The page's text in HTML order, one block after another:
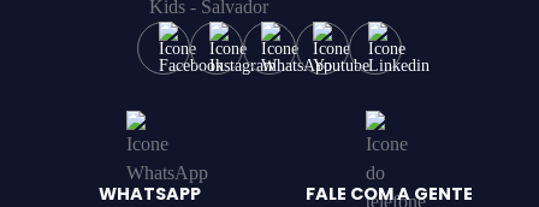
WHATSAPP FALE COM A GENTE